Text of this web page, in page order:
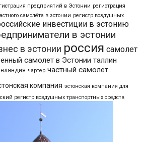
предприятий в Эстонии регистрация
самолёта в эстонии регистр воздушных
инвестиции в эстонию
в эстонии
в эстонии россия самолет
самолет в Эстонии таллин
чартер частный самолёт
компания эстонская компания для
регистр воздушных транспортных средств